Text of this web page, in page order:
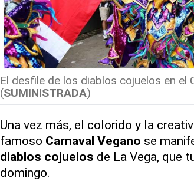
El desfile de los diablos cojuelos en el
(SUMINISTRADA)
Una vez más, el colorido y la
famoso Carnaval Vegano se
diablos cojuelos de La Vega, que
domingo.